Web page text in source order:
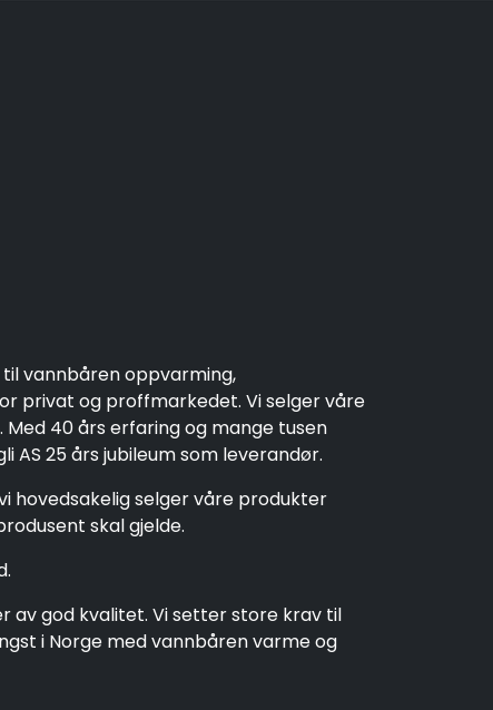
vannbåren oppvarming,
privat og proffmarkedet. Vi selger våre
40 års erfaring og mange tusen
AS 25 års jubileum som leverandør.
hovedsakelig selger våre produkter
skal gjelde.
av god kvalitet. Vi setter store krav til
i Norge med vannbåren varme og